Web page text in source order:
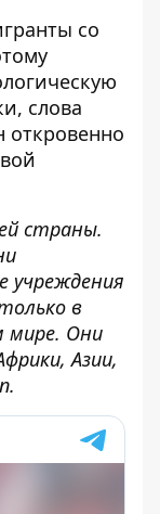
со
слова
откровенно
страны.
учреждения
в
мире. Они
Азии,